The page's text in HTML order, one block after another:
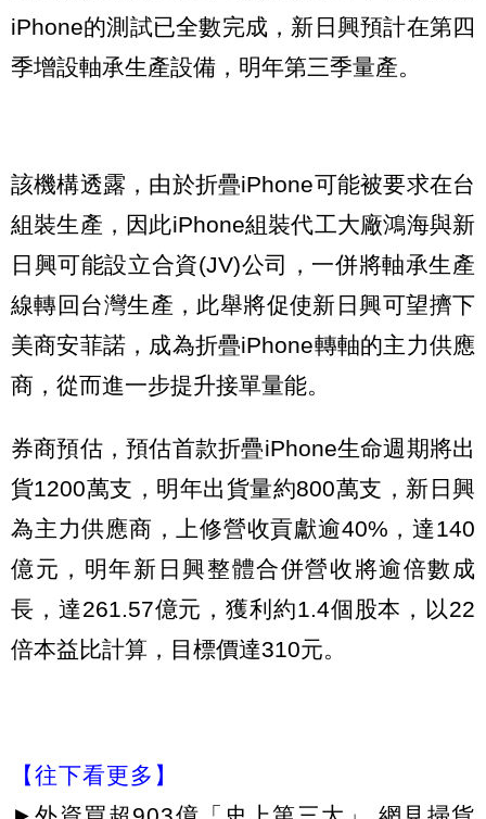
iPhone的測試已全數完成，新日興預計在第四
季增設軸承生產設備，明年第三季量產。
該機構透露，由於折疊iPhone可能被要求在台
組裝生產，因此iPhone組裝代工大廠鴻海與新
日興可能設立合資(JV)公司，一併將軸承生產
線轉回台灣生產，此舉將促使新日興可望擠下
美商安菲諾，成為折疊iPhone轉軸的主力供應
商，從而進一步提升接單量能。
券商預估，預估首款折疊iPhone生命週期將出
貨1200萬支，明年出貨量約800萬支，新日興
為主力供應商，上修營收貢獻逾40%，達140
億元，明年新日興整體合併營收將逾倍數成
長，達261.57億元，獲利約1.4個股本，以22
倍本益比計算，目標價達310元。
【往下看更多】